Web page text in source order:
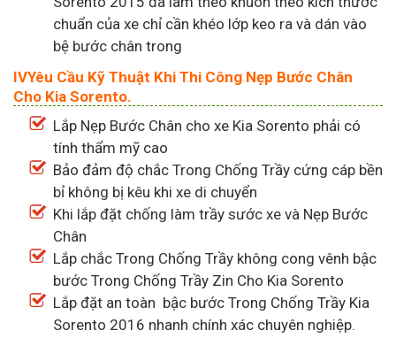
chuẩn của xe chỉ cần khéo lớp keo ra và dán vào
bệ bước chân trong
IVYêu Cầu Kỹ Thuật Khi Thi Công Nẹp Bước Chân
Cho Kia Sorento.
Lắp Nẹp Bước Chân cho xe Kia Sorento phải có
tính thẩm mỹ cao
Bảo đảm độ chắc Trong Chống Trầy cứng cáp bền
bỉ không bị kêu khi xe di chuyển
Khi lắp đặt chống làm trầy sước xe và Nẹp Bước
Chân
Lắp chắc Trong Chống Trầy không cong vênh bậc
bước Trong Chống Trầy Zin Cho Kia Sorento
Lắp đặt an toàn bậc bước Trong Chống Trầy Kia
Sorento 2016 nhanh chính xác chuyên nghiệp.